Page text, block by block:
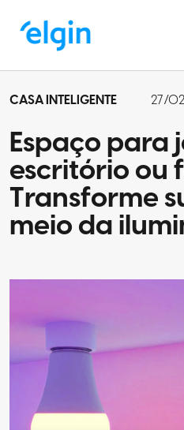
CASA INTELIGENTE 27/
Espaço para
escritório ou
Transforme
meio da